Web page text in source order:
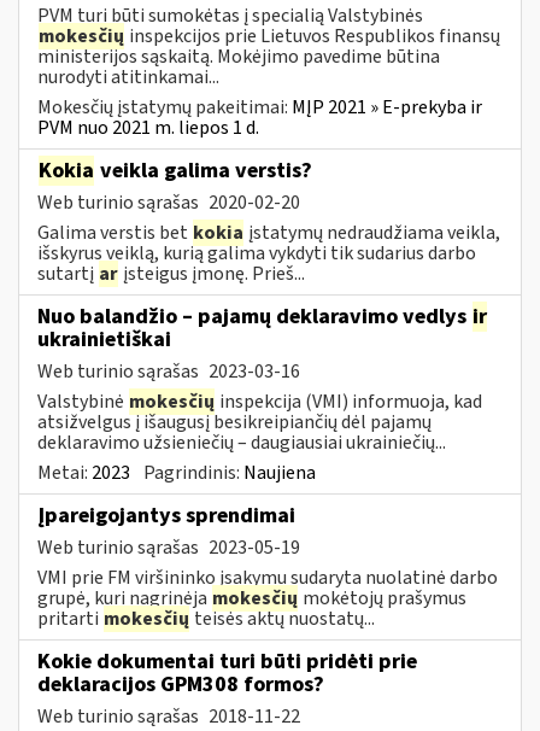
PVM turi būti sumokėtas į specialią Valstybinės
mokesčių inspekcijos prie Lietuvos Respublikos finansų
ministerijos sąskaitą. Mokėjimo pavedime būtina
nurodyti atitinkamai...
Mokesčių įstatymų pakeitimai: MĮP 2021 » E-prekyba ir
PVM nuo 2021 m. liepos 1 d.
Kokia veikla galima verstis?
Web turinio sąrašas 2020-02-20
Galima verstis bet kokia įstatymų nedraudžiama veikla,
išskyrus veiklą, kurią galima vykdyti tik sudarius darbo
sutartį ar įsteigus įmonę. Prieš...
Nuo balandžio – pajamų deklaravimo vedlys ir
ukrainietiškai
Web turinio sąrašas 2023-03-16
Valstybinė mokesčių inspekcija (VMI) informuoja, kad
atsižvelgus į išaugusį besikreipiančių dėl pajamų
deklaravimo užsieniečių – daugiausiai ukrainiečių...
Metai: 2023 Pagrindinis: Naujiena
Įpareigojantys sprendimai
Web turinio sąrašas 2023-05-19
VMI prie FM viršininko įsakymu sudaryta nuolatinė darbo
grupė, kuri nagrinėja mokesčių mokėtojų prašymus
pritarti mokesčių teisės aktų nuostatų...
Kokie dokumentai turi būti pridėti prie
deklaracijos GPM308 formos?
Web turinio sąrašas 2018-11-22